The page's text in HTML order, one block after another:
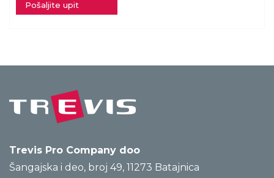
Pošaljite upit
Trevis Pro Company doo
Šangajska i deo, broj 49, 11273 Batajnica